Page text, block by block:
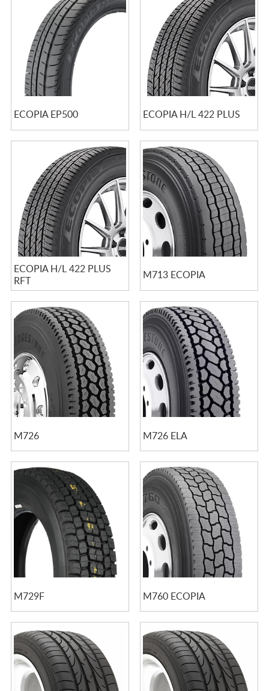
ECOPIA EP500 ECOPIA H/L 422 PLUS
ECOPIA H/L 422 PLUS
RFT
M713 ECOPIA
M726 M726 ELA
M729F M760 ECOPIA